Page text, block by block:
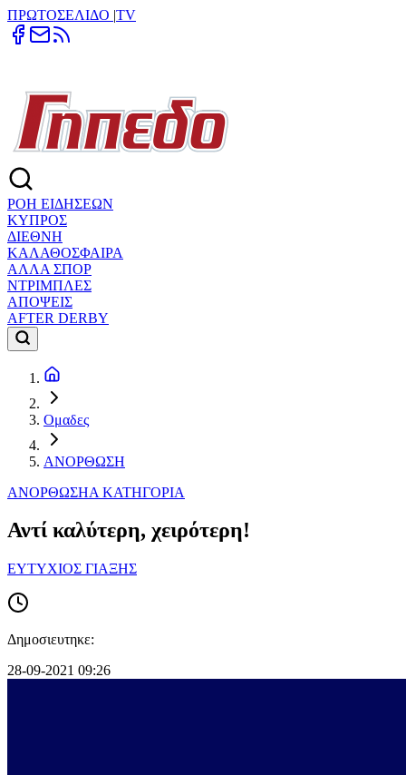
ΠΡΩΤΟΣΕΛΙΔΟ |TV
ΡΟΗ ΕΙΔΗΣΕΩΝ
ΚΥΠΡΟΣ
ΔΙΕΘΝΗ
ΚΑΛΑΘΟΣΦΑΙΡΑ
ΑΛΛΑ ΣΠΟΡ
ΝΤΡΙΜΠΛΕΣ
ΑΠΟΨΕΙΣ
AFTER DERBY
Ομαδες
ΑΝΟΡΘΩΣΗ
ΑΝΟΡΘΩΣΗΑ ΚΑΤΗΓΟΡΙΑ
Αντί καλύτερη, χειρότερη!
ΕΥΤΥΧΙΟΣ ΓΙΑΞΗΣ
Δημοσιευτηκε:
28-09-2021 09:26